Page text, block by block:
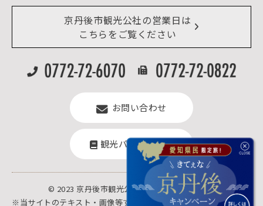
デジタル観光パンフレット
リアルタイム道路情報
よくある質問
京丹後市観光公社の営業日は
こちらをご覧ください
お問い合わせ
観光パンフレット
© 2023 京丹後市観光公社.All rights reserved.
※当サイトのテキスト・画像等すべての転載転用、商用販売を固く